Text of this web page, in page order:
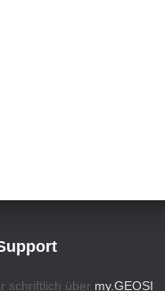
schriftlich über my.GEOSI